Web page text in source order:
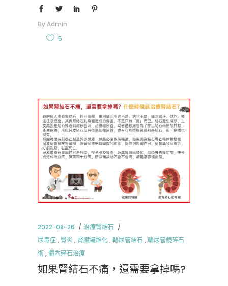
ByAdmin
5
2022-08-26
治療腎結石
尿毒症, 腎炎, 腎臟纖維化,輸尿管結石,輸尿管鏡碎石
術,體內碎石治療
如果腎結石不痛，還需要拿掉嗎?